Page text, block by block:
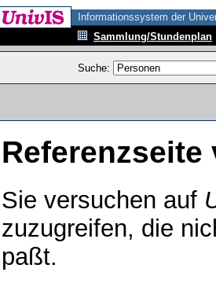
Informationssystem der
Sammlung/Stundenplan
Suche:
Referenzseite
Sie versuchen auf
zuzugreifen, die
paßt.